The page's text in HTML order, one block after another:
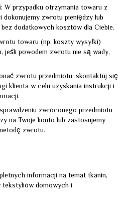
: W przypadku otrzymania towaru z
dokonujemy zwrotu pieniędzy lub
dodatkowych kosztów dla Ciebie.
towaru (np. koszty wysyłki)
jeśli powodem zwrotu nie są wady,
zwrotu przedmiotu, skontaktuj się
klienta w celu uzyskania instrukcji i
zwróconego przedmiotu
na Twoje konto lub zastosujemy
zwrotu.
informacji na temat tkanin,
domowych i